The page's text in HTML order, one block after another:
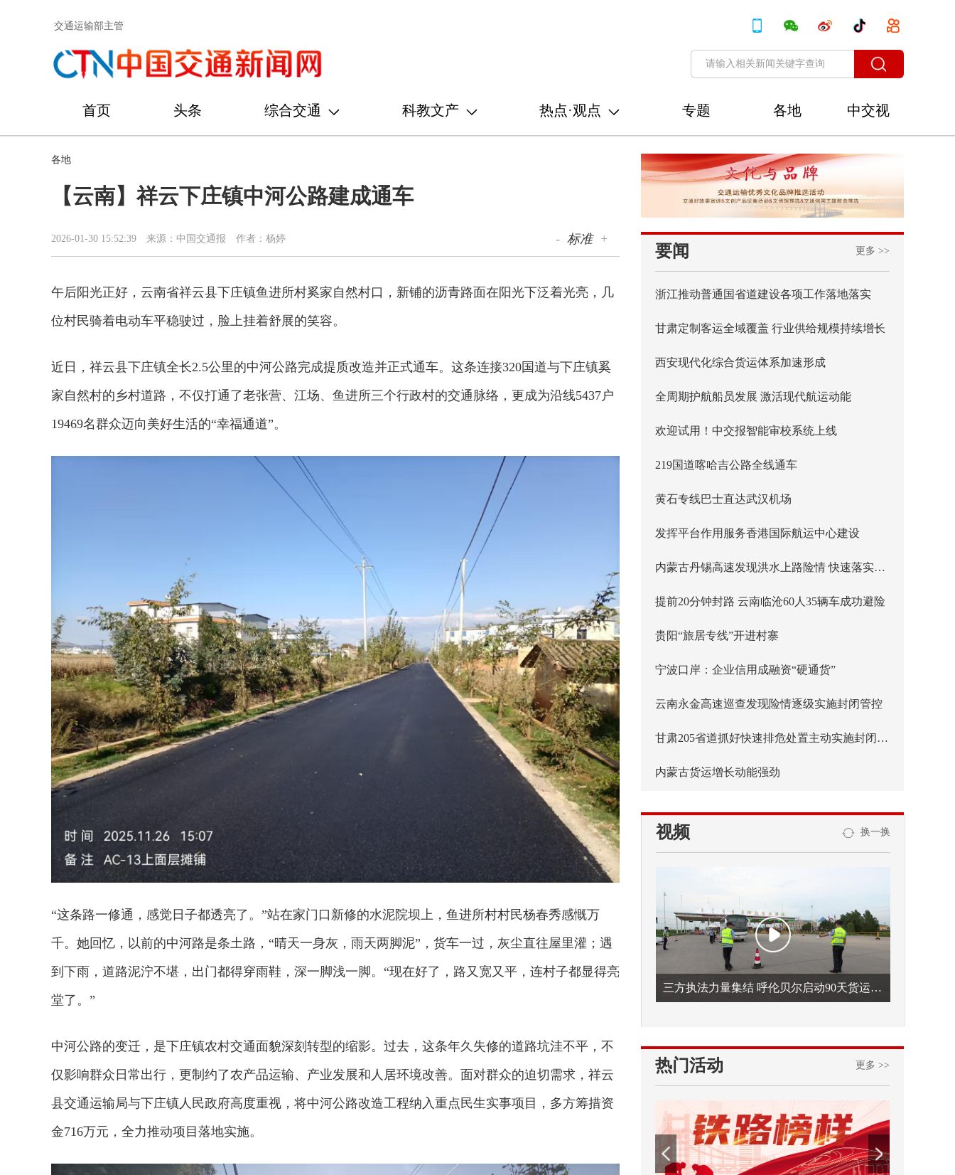
交通运输部主管
首页 头条 综合交通 科教文产 热点·观点 专题 各地
中交视
讯
各地
【云南】祥云下庄镇中河公路建成通车
2026-01-30 15:52:39 来源：中国交通报 作者：杨婷 - 标准 +
午后阳光正好，云南省祥云县下庄镇鱼进所村奚家自然村口，新铺的沥青路面在阳光下泛着光亮，几
位村民骑着电动车平稳驶过，脸上挂着舒展的笑容。
近日，祥云县下庄镇全长2.5公里的中河公路完成提质改造并正式通车。这条连接320国道与下庄镇奚
家自然村的乡村道路，不仅打通了老张营、江场、鱼进所三个行政村的交通脉络，更成为沿线5437户
19469名群众迈向美好生活的“幸福通道”。
“这条路一修通，感觉日子都透亮了。”站在家门口新修的水泥院坝上，鱼进所村村民杨春秀感慨万
千。她回忆，以前的中河路是条土路，“晴天一身灰，雨天两脚泥”，货车一过，灰尘直往屋里灌；遇
到下雨，道路泥泞不堪，出门都得穿雨鞋，深一脚浅一脚。“现在好了，路又宽又平，连村子都显得亮
堂了。”
中河公路的变迁，是下庄镇农村交通面貌深刻转型的缩影。过去，这条年久失修的道路坑洼不平，不
仅影响群众日常出行，更制约了农产品运输、产业发展和人居环境改善。面对群众的迫切需求，祥云
县交通运输局与下庄镇人民政府高度重视，将中河公路改造工程纳入重点民生实事项目，多方筹措资
金716万元，全力推动项目落地实施。
要闻 更多 >>
浙江推动普通国省道建设各项工作落地落实
甘肃定制客运全域覆盖 行业供给规模持续增长
西安现代化综合货运体系加速形成
全周期护航船员发展 激活现代航运动能
欢迎试用！中交报智能审校系统上线
219国道喀哈吉公路全线通车
黄石专线巴士直达武汉机场
发挥平台作用服务香港国际航运中心建设
内蒙古丹锡高速发现洪水上路险情 快速落实主线封闭管控
提前20分钟封路 云南临沧60人35辆车成功避险
贵阳“旅居专线”开进村寨
宁波口岸：企业信用成融资“硬通货”
云南永金高速巡查发现险情逐级实施封闭管控
甘肃205省道抓好快速排危处置主动实施封闭管控
内蒙古货运增长动能强劲
视频 换一换
三方执法力量集结 呼伦贝尔启动90天货运车辆违法专项整治
热门活动 更多 >>